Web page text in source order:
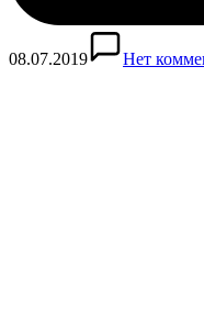
08.07.2019 Нет